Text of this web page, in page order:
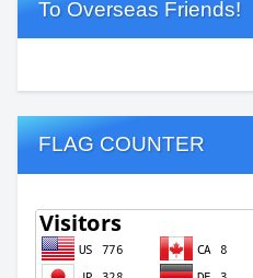
To Overseas Friends!
FLAG COUNTER